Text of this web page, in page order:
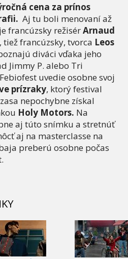
cena za prínos
Aj tu boli menovaní až
francúzsky režisérArnaud
francúzsky, tvorca Leos
diváci vďaka jeho
Jimmy P. alebo Tri
uvedie osobne svoj
prízraky, ktorý festival
nepochybne získal
Holy Motors. Na
aj túto snímku a stretnúť
aj na masterclasse na
preberú osobne počas